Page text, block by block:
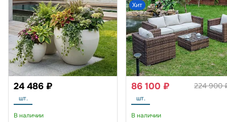
24 486 ₽
шт.
В наличии
Хит
224 900
86 100 ₽
шт.
В наличии